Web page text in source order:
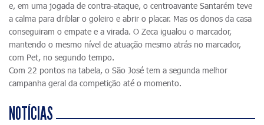
e, em uma jogada de contra-ataque, o centroavante Santarém teve
a calma para driblar o goleiro e abrir o placar. Mas os donos da casa
conseguiram o empate e a virada. O Zeca igualou o marcador,
mantendo o mesmo nível de atuação mesmo atrás no marcador,
com Pet, no segundo tempo.
Com 22 pontos na tabela, o São José tem a segunda melhor
campanha geral da competição até o momento.
NOTÍCIAS